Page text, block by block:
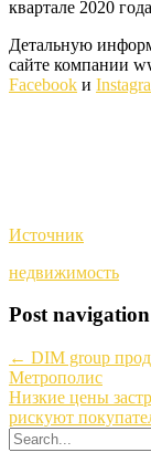
квартале 2020
Детальную
сайте компании
Facebook и
Источник
недвижимость
Post navigation
← DIM group
Метрополис
Низкие цены
рискуют